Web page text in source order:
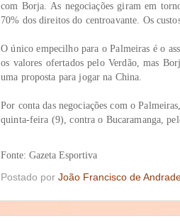
com Borja. As negociações giram em
70% dos direitos do centroavante. Os
O único empecilho para o Palmeiras é o
os valores ofertados pelo Verdão, mas
uma proposta para jogar na China.
Por conta das negociações com o
quinta-feira (9), contra o Bucaramanga,
Fonte: Gazeta Esportiva
Postado por João Francisco de